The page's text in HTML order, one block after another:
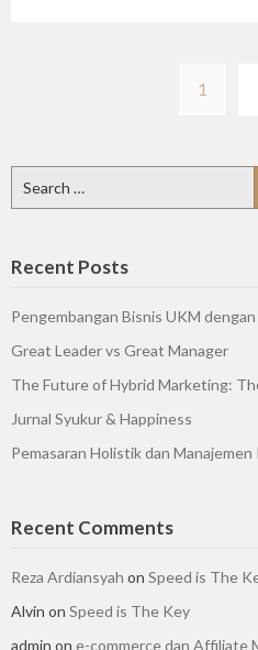
1
for:
Recent Posts
Pengembangan Bisnis UKM
Great Leader vs Great Manager
The Future of Hybrid Marketing:
Jurnal Syukur & Happiness
Pemasaran Holistik dan
Recent Comments
Reza Ardiansyah on Speed is The
Alvin on Speed is The Key
admin on e-commerce dan Affiliate